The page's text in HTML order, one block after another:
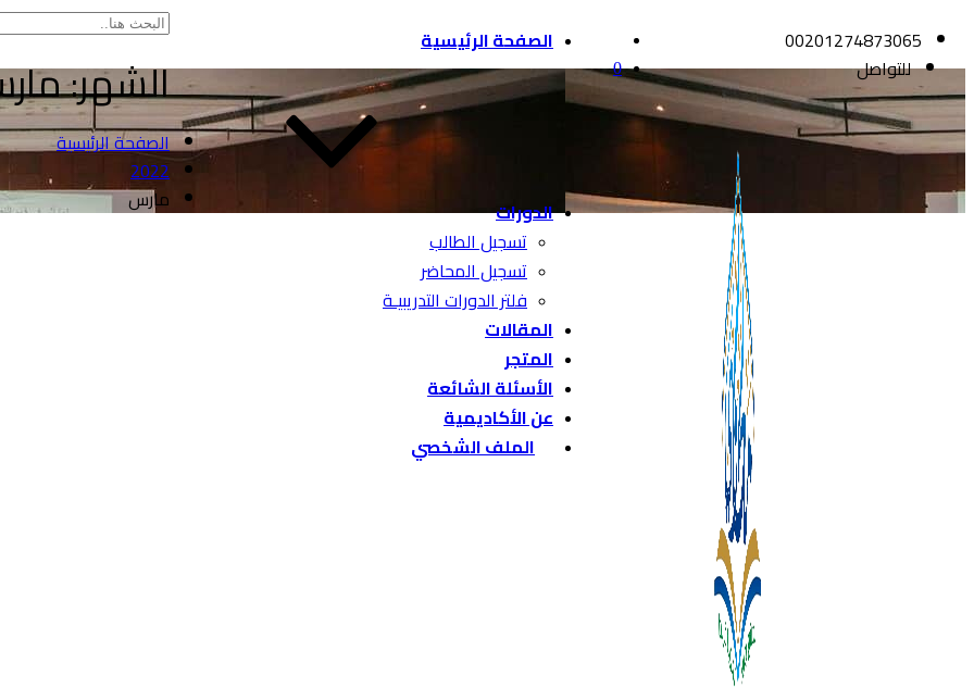
00201274873065
للتواصل
0
الصفحة الرئيسية
الدورات
تسجيل الطالب
تسجيل المحاضر
فلتر الدورات التدريبيـة
المقالات
المتجر
الأسئلة الشائعة
عن الأكاديمية
الملف الشخصي
الشهر:مارس
الصفحة الرئيسية
2022
مارس